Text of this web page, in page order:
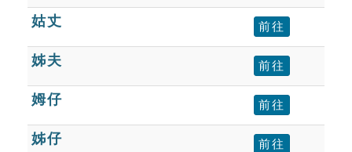
貓頭鷹博士
姑丈 前往
姊夫 前往
姆仔 前往
姊仔 前往